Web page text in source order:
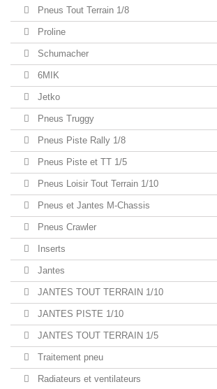
Pneus Tout Terrain 1/8
Proline
Schumacher
6MIK
Jetko
Pneus Truggy
Pneus Piste Rally 1/8
Pneus Piste et TT 1/5
Pneus Loisir Tout Terrain 1/10
Pneus et Jantes M-Chassis
Pneus Crawler
Inserts
Jantes
JANTES TOUT TERRAIN 1/10
JANTES PISTE 1/10
JANTES TOUT TERRAIN 1/5
Traitement pneu
Radiateurs et ventilateurs